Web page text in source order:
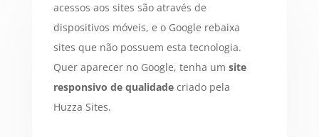
acessos aos sites são através de
dispositivos móveis, e o Google rebaixa
sites que não possuem esta tecnologia.
Quer aparecer no Google, tenha um site
responsivo de qualidadecriado pela
Huzza Sites.